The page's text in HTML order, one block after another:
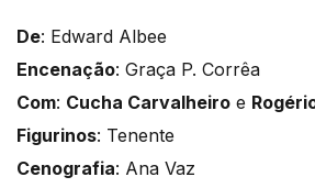
De: Edward Albee
Encenação: Graça P. Corrêa
Com: Cucha Carvalheiro e
Figurinos: Tenente
Cenografia: Ana Vaz